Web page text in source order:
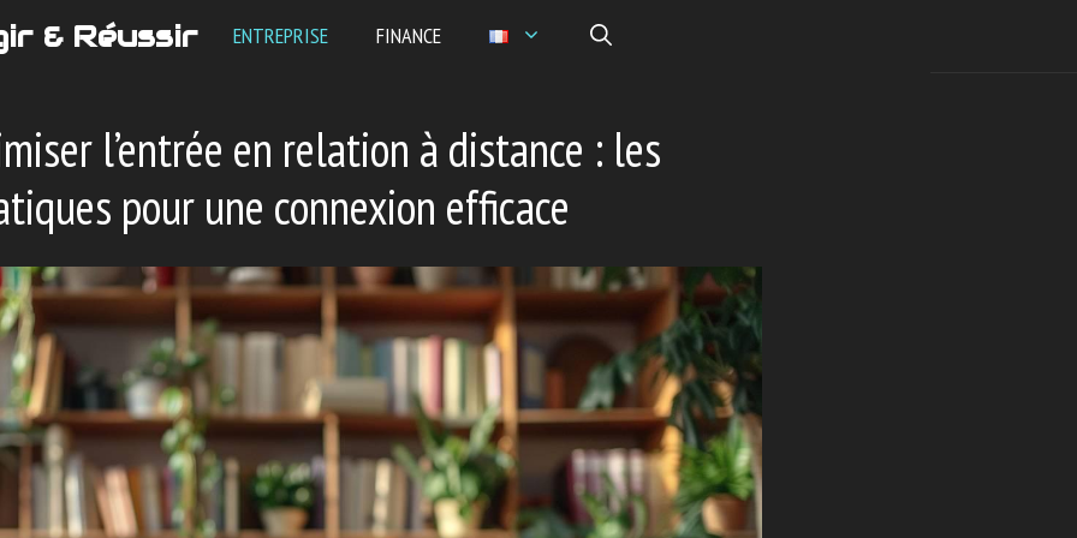
& Réussir ENTREPRISE FINANCE
l’entrée en relation à distance : les
pour une connexion efficace